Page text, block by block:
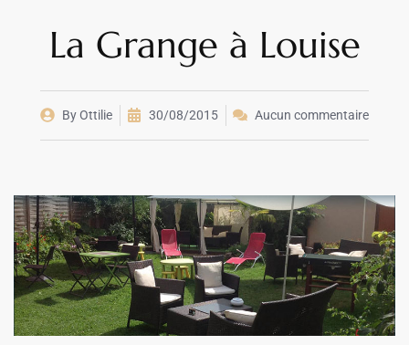
La Grange à Louise
ByOttilie 30/08/2015 Aucun commentaire